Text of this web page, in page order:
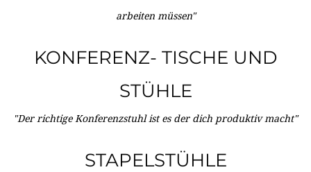
arbeiten müssen"
KONFERENZ- TISCHE UND
STÜHLE
"Der richtige Konferenzstuhl ist es der dich produktiv macht"
STAPELSTÜHLE